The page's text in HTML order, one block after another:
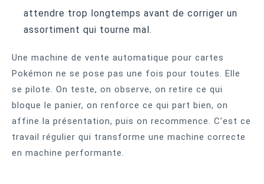
attendre trop longtemps avant de corriger un
assortiment qui tourne mal.
Une machine de vente automatique pour cartes
Pokémon ne se pose pas une fois pour toutes. Elle
se pilote. On teste, on observe, on retire ce qui
bloque le panier, on renforce ce qui part bien, on
affine la présentation, puis on recommence. C’est ce
travail régulier qui transforme une machine correcte
en machine performante.